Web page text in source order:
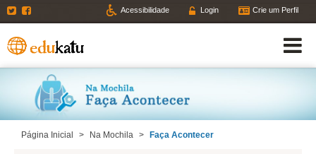
Twitter Acessibilidade Login Crie um Perfil
Página Inicial > Na Mochila > Faça Acontecer